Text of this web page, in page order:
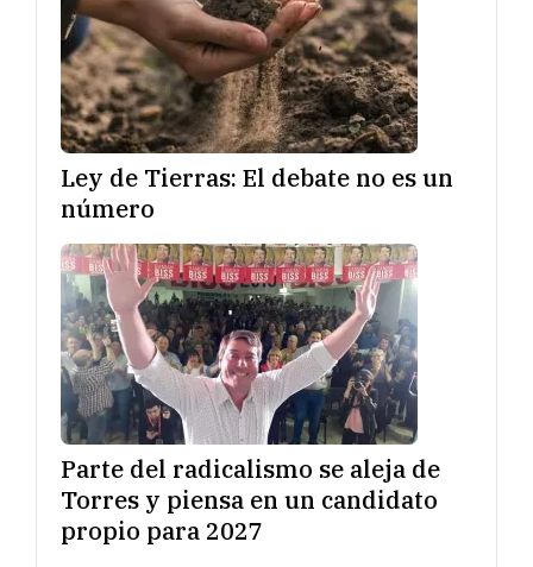
Ley de Tierras: El debate no es un
número
Parte del radicalismo se aleja de
Torres y piensa en un candidato
propio para 2027